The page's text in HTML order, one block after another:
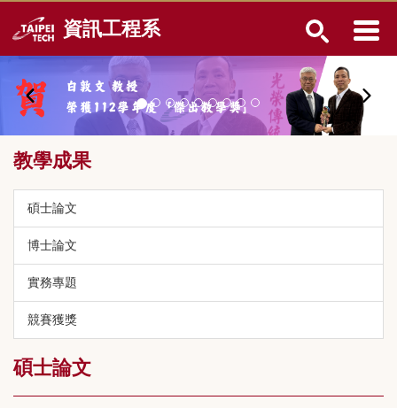
到
內
資訊工程系
教學成果
碩士論文
博士論文
實務專題
競賽獲獎
碩士論文